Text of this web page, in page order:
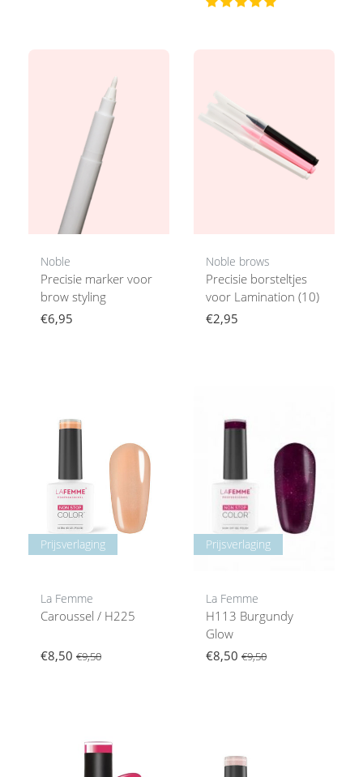
Noble
Precisie marker voor
brow styling
€6,95
Noble brows
Precisie borsteltjes
voor Lamination (10)
€2,95
Prijsverlaging
La Femme
Caroussel / H225
€8,50 €9,50
Prijsverlaging
La Femme
H113 Burgundy
Glow
€8,50 €9,50